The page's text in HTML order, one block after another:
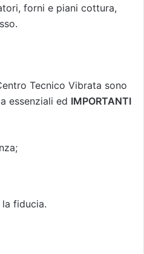
forni e piani cottura,
Tecnico Vibrata sono
essenziali ed IMPORTANTI
fiducia.